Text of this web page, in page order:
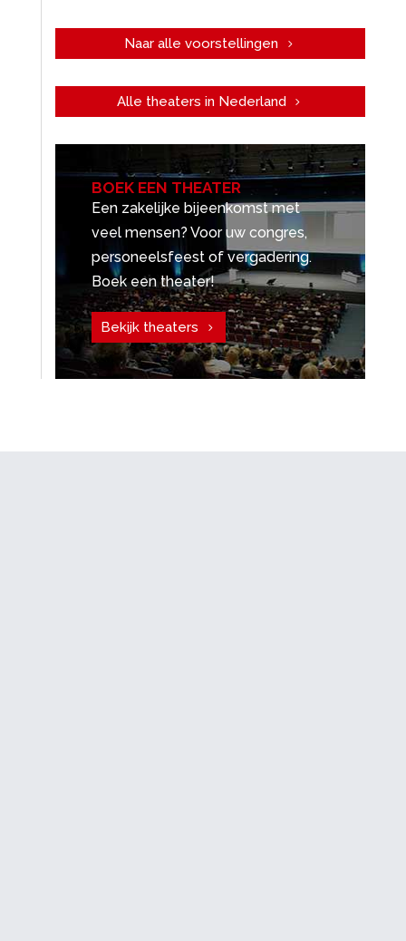
Naar alle voorstellingen
Alle theaters in Nederland
BOEK EEN THEATER
Een zakelijke bijeenkomst met
veel mensen? Voor uw congres,
personeelsfeest of vergadering.
Boek een theater!
Bekijk theaters